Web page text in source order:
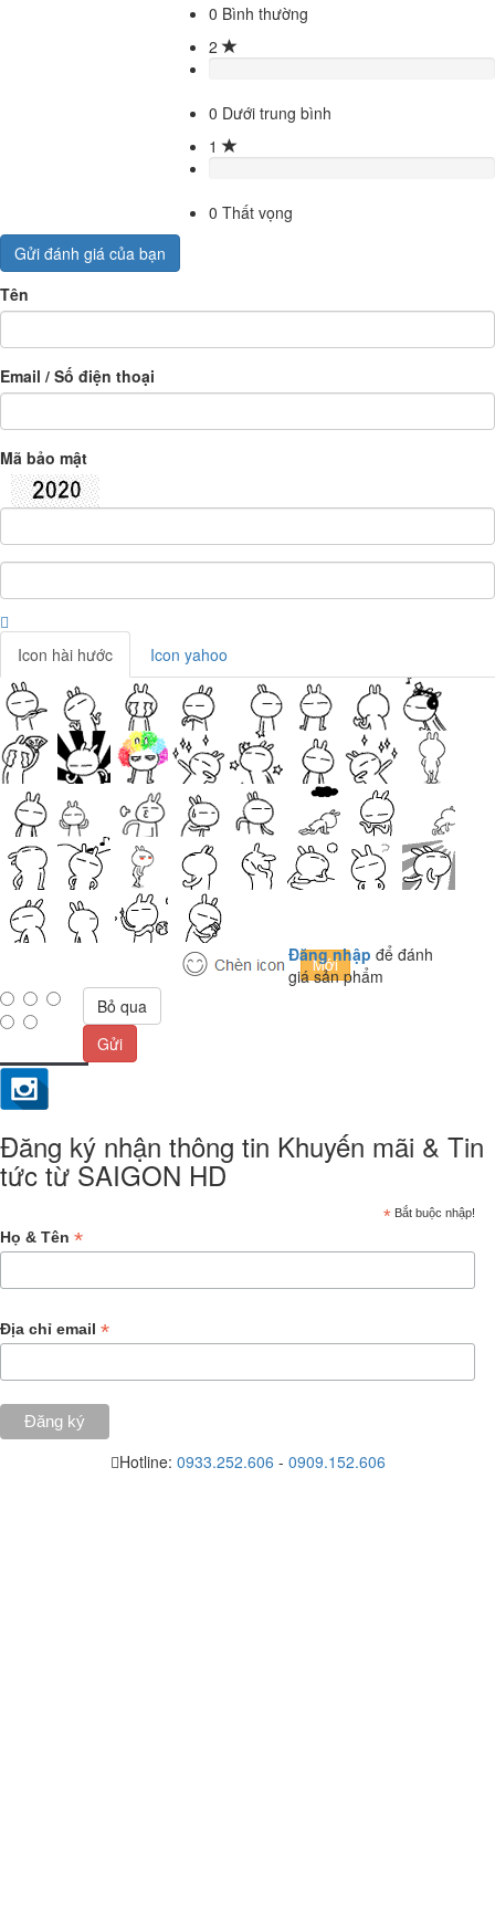
0 Bình thường
2
0 Dưới trung bình
1
0 Thất vọng
Gửi đánh giá của bạn
Tên
Email / Số điện thoại
Mã bảo mật
Icon hài hước Icon yahoo
Đăng nhập để đánh
giá sản phẩm
Bỏ qua
Gửi
Đăng ký nhận thông tin Khuyến mãi & Tin
tức từ SAIGON HD
* Bắt buộc nhập!
Họ & Tên *
Địa chỉ email *
Hotline: 0933.252.606 - 0909.152.606